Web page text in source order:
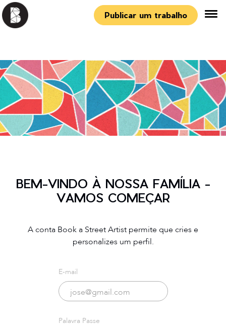
Publicar um trabalho
BEM-VINDO À NOSSA FAMÍLIA -
VAMOS COMEÇAR
A conta Book a Street Artist permite que cries e
personalizes um perfil.
E-mail
Palavra Passe